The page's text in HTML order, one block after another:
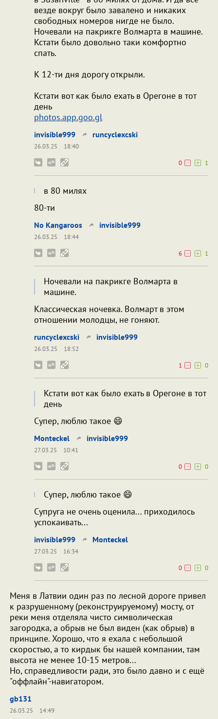
везде вокруг было завалено и никаких
свободных номеров нигде не было.
Ночевали на пакрикге Волмарта в машине.
Кстати было довольно таки комфортно
спать.
К 12-ти дня дорогу открыли.
Кстати вот как было ехать в Орегоне в тот
день
photos.app.goo.gl
invisible999 runcyclexcski
26.03.25
18:40
0
1
в 80 милях
80-ти
No Kangaroos invisible999
26.03.25
18:44
6
1
Ночевали на пакрикге Волмарта в
машине.
Классическая ночевка. Волмарт в этом
отношении молодцы, не гоняют.
runcyclexcski invisible999
26.03.25
18:52
1
0
Кстати вот как было ехать в Орегоне в тот
день
Супер, люблю такое 😄
Monteckel invisible999
27.03.25
10:41
0
0
Супер, люблю такое 😄
Супруга не очень оценила... приходилось
успокаивать...
invisible999 Monteckel
27.03.25
16:34
0
0
Меня в Латвии один раз по лесной дороге привел
к разрушенному (реконструируемому) мосту, от
реки меня отделяла чисто символическая
загородка, а обрыв не был виден (как обрыв) в
принципе. Хорошо, что я ехала с небольшой
скоростью, а то кирдык бы нашей компании, там
высота не менее 10-15 метров...
Но, справедливости ради, это было давно и с ещё
"оффлайн"-навигатором.
gb131
26.03.25
14:49